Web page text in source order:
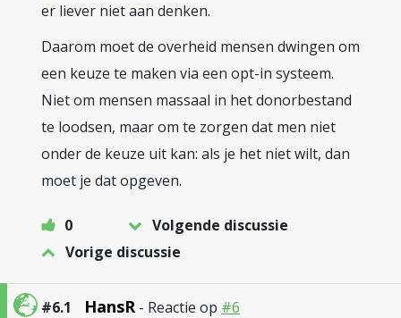
er liever niet aan denken.
Daarom moet de overheid mensen dwingen om
een keuze te maken via een opt-in systeem.
Niet om mensen massaal in het donorbestand
te loodsen, maar om te zorgen dat men niet
onder de keuze uit kan: als je het niet wilt, dan
moet je dat opgeven.
0
Volgende discussie
Vorige discussie
#6.1 HansR - Reactie op #6